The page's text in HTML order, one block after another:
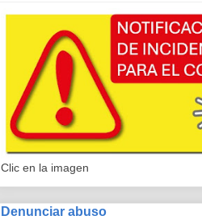
Clic en la imagen
Denunciar abuso